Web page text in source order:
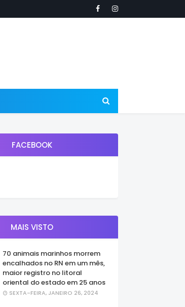
FACEBOOK
MAIS VISTO
70 animais marinhos morrem
encalhados no RN em um mês,
maior registro no litoral
oriental do estado em 25 anos
SEXTA-FEIRA, JANEIRO 26, 2024